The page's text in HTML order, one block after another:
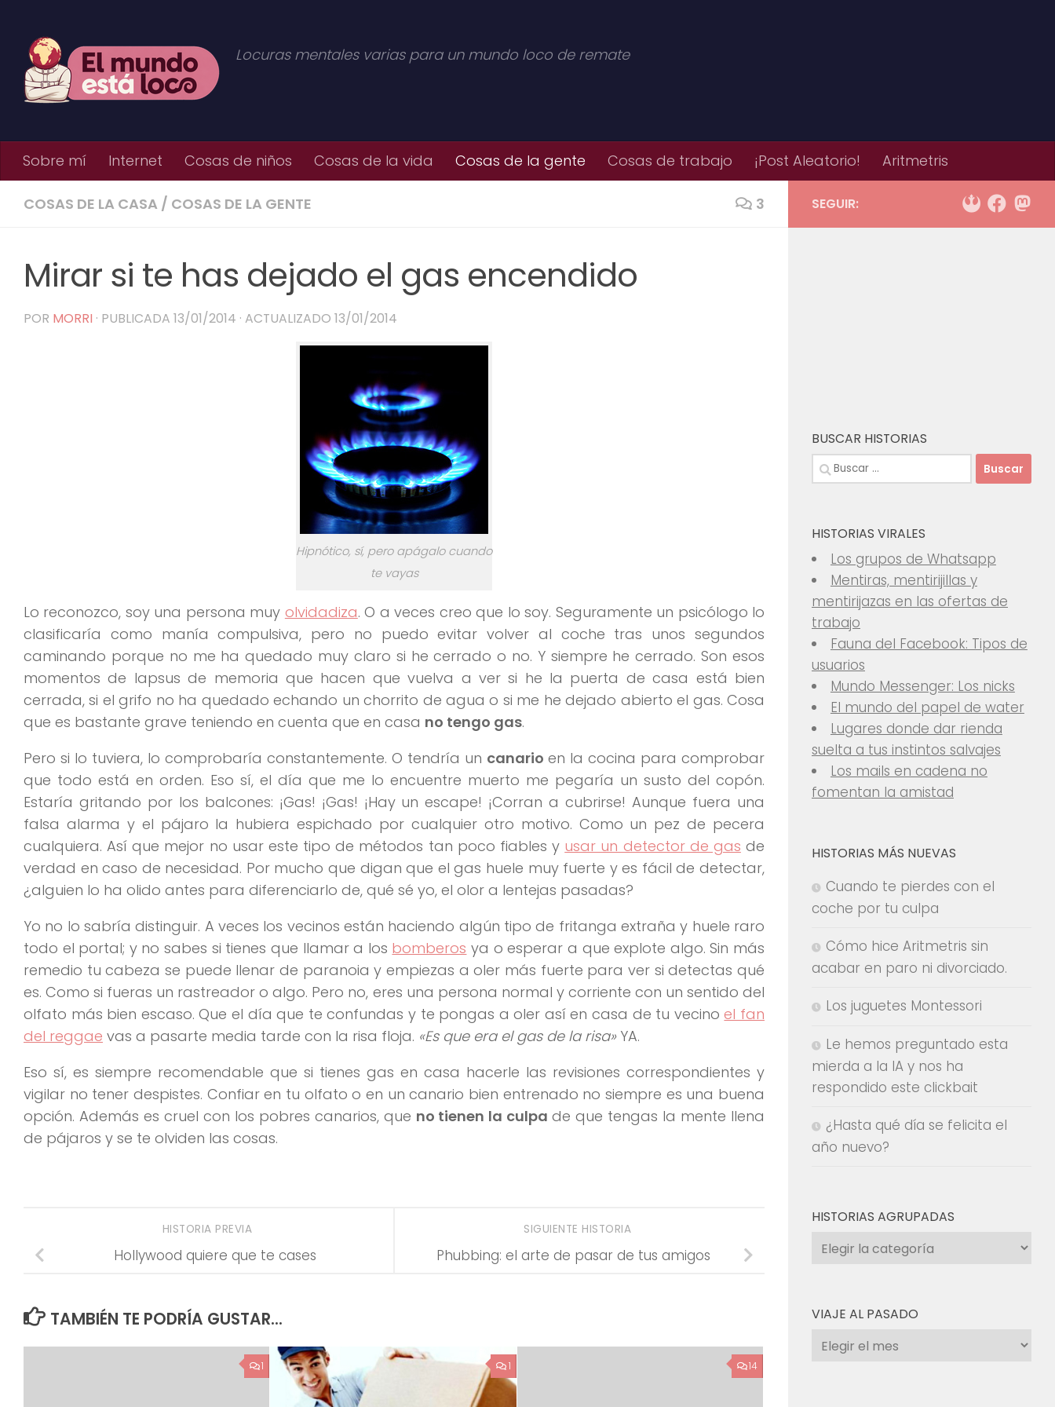
Locuras mentales varias para un mundo loco de remate
Sobre mí Internet Cosas de niños Cosas de la vida Cosas de la gente Cosas de trabajo ¡Post Aleatorio! Aritmetris
COSAS DE LA CASA / COSAS DE LA GENTE 3
Mirar si te has dejado el gas encendido
POR MORRI · PUBLICADA 13/01/2014 · ACTUALIZADO 13/01/2014
Hipnótico, sí, pero apágalo cuando
te vayas
Lo reconozco, soy una persona muy olvidadiza. O a veces creo que lo soy. Seguramente un psicólogo lo
clasificaría como manía compulsiva, pero no puedo evitar volver al coche tras unos segundos
caminando porque no me ha quedado muy claro si he cerrado o no. Y siempre he cerrado. Son esos
momentos de lapsus de memoria que hacen que vuelva a ver si he la puerta de casa está bien
cerrada, si el grifo no ha quedado echando un chorrito de agua o si me he dejado abierto el gas. Cosa
que es bastante grave teniendo en cuenta que en casa no tengo gas.
Pero si lo tuviera, lo comprobaría constantemente. O tendría un canario en la cocina para comprobar
que todo está en orden. Eso sí, el día que me lo encuentre muerto me pegaría un susto del copón.
Estaría gritando por los balcones: ¡Gas! ¡Gas! ¡Hay un escape! ¡Corran a cubrirse! Aunque fuera una
falsa alarma y el pájaro la hubiera espichado por cualquier otro motivo. Como un pez de pecera
cualquiera. Así que mejor no usar este tipo de métodos tan poco fiables y usar un detector de gas de
verdad en caso de necesidad. Por mucho que digan que el gas huele muy fuerte y es fácil de detectar,
¿alguien lo ha olido antes para diferenciarlo de, qué sé yo, el olor a lentejas pasadas?
Yo no lo sabría distinguir. A veces los vecinos están haciendo algún tipo de fritanga extraña y huele raro
todo el portal; y no sabes si tienes que llamar a los bomberos ya o esperar a que explote algo. Sin más
remedio tu cabeza se puede llenar de paranoia y empiezas a oler más fuerte para ver si detectas qué
es. Como si fueras un rastreador o algo. Pero no, eres una persona normal y corriente con un sentido del
olfato más bien escaso. Que el día que te confundas y te pongas a oler así en casa de tu vecinoel fan
del reggae vas a pasarte media tarde con la risa floja. «Es que era el gas de la risa»YA.
Eso sí, es siempre recomendable que si tienes gas en casa hacerle las revisiones correspondientes y
vigilar no tener despistes. Confiar en tu olfato o en un canario bien entrenado no siempre es una buena
opción. Además es cruel con los pobres canarios, que no tienen la culpade que tengas la mente llena
de pájaros y se te olviden las cosas.
SIGUIENTE HISTORIA
Phubbing: el arte de pasar de tus amigos
HISTORIA PREVIA
Hollywood quiere que te cases
TAMBIÉN TE PODRÍA GUSTAR...
1 1 14
SEGUIR:
BUSCAR HISTORIAS
Buscar:
HISTORIAS VIRALES
Los grupos de Whatsapp
Mentiras, mentirijillas y
mentirijazas en las ofertas de
trabajo
Fauna del Facebook: Tipos de
usuarios
Mundo Messenger: Los nicks
El mundo del papel de water
Lugares donde dar rienda
suelta a tus instintos salvajes
Los mails en cadena no
fomentan la amistad
HISTORIAS MÁS NUEVAS
Cuando te pierdes con el
coche por tu culpa
Cómo hice Aritmetris sin
acabar en paro ni divorciado.
Los juguetes Montessori
Le hemos preguntado esta
mierda a la IA y nos ha
respondido este clickbait
¿Hasta qué día se felicita el
año nuevo?
HISTORIAS AGRUPADAS
Historias
agrupadas
VIAJE AL PASADO
Viaje